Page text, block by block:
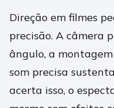
Direção em filmes
precisão. A câmera
ângulo, a
som precisa
acerta isso, o